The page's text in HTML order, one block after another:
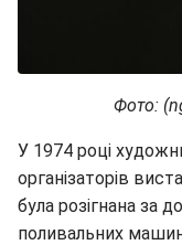
Фото:
У 1974 році
організаторів
була розігнана за
поливальних